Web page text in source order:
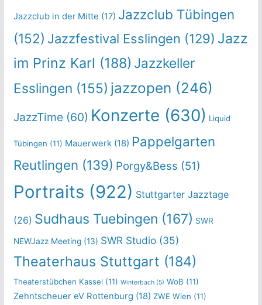
Jazzclub in der Mitte (17) Jazzclub Tübingen
(152) Jazzfestival Esslingen (129) Jazz
im Prinz Karl (188) Jazzkeller
Esslingen (155) jazzopen (246)
JazzTime(60) Konzerte (630) Liquid
Tübingen (11) Mauerwerk(18) Pappelgarten
Reutlingen (139) Porgy&Bess (51)
Portraits (922) Stuttgarter Jazztage
(26) Sudhaus Tuebingen (167) SWR
NEWJazz Meeting(13) SWR Studio(35)
Theaterhaus Stuttgart (184)
Theaterstübchen Kassel(11) Winterbach(5) WoB (11)
Zehntscheuer eV Rottenburg (18) ZWE Wien (11)